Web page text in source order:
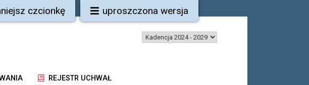
czcionkę uproszczona wersja
REJESTR UCHWAŁ